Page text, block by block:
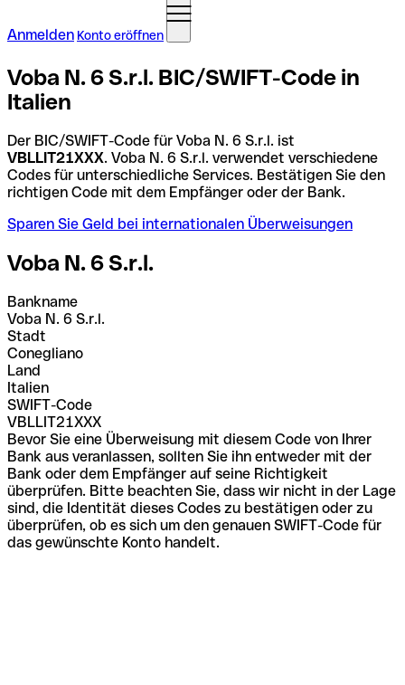
Anmelden Konto eröffnen
Voba N. 6 S.r.l. BIC/SWIFT-Code in
Italien
Der BIC/SWIFT-Code für Voba N. 6 S.r.l. ist
VBLLIT21XXX. Voba N. 6 S.r.l. verwendet verschiedene
Codes für unterschiedliche Services. Bestätigen Sie den
richtigen Code mit dem Empfänger oder der Bank.
Sparen Sie Geld bei internationalen Überweisungen
Voba N. 6 S.r.l.
Bankname
Voba N. 6 S.r.l.
Stadt
Conegliano
Land
Italien
SWIFT-Code
VBLLIT21XXX
Bevor Sie eine Überweisung mit diesem Code von Ihrer
Bank aus veranlassen, sollten Sie ihn entweder mit der
Bank oder dem Empfänger auf seine Richtigkeit
überprüfen. Bitte beachten Sie, dass wir nicht in der Lage
sind, die Identität dieses Codes zu bestätigen oder zu
überprüfen, ob es sich um den genauen SWIFT-Code für
das gewünschte Konto handelt.